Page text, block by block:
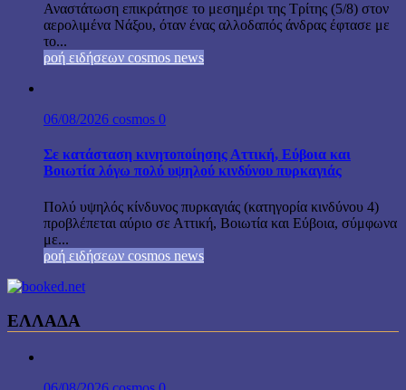
Αναστάτωση επικράτησε το μεσημέρι της Τρίτης (5/8) στον
αερολιμένα Νάξου, όταν ένας αλλοδαπός άνδρας έφτασε με
το...
ροή ειδήσεων cosmos news
06/08/2026 cosmos 0
Σε κατάσταση κινητοποίησης Αττική, Εύβοια και
Βοιωτία λόγω πολύ υψηλού κινδύνου πυρκαγιάς
Πολύ υψηλός κίνδυνος πυρκαγιάς (κατηγορία κινδύνου 4)
προβλέπεται αύριο σε Αττική, Βοιωτία και Εύβοια, σύμφωνα
με...
ροή ειδήσεων cosmos news
ΕΛΛΑΔΑ